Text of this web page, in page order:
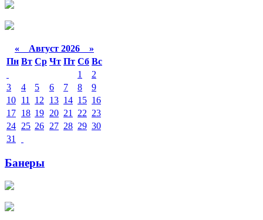
« Август 2026 »
Пн Вт Ср Чт Пт Сб Вс
1
2
3
4 5 6 7 8
9
10 11 12 13 14 15 16
17 18 19 20 21 22 23
24 25 26 27 28 29 30
31
Банеры